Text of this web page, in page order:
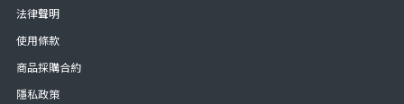
法律聲明
使用條款
商品採購合約
隱私政策